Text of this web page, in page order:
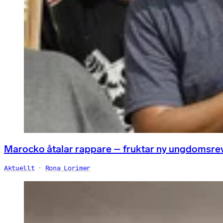
Marocko åtalar rappare – fruktar ny
Aktuellt Rona Lorimer